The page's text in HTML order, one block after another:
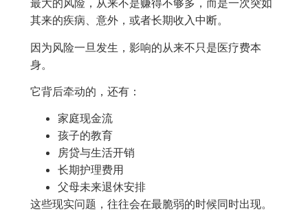
最大的风险，从来不是赚得不够多，而是一次突如
其来的疾病、意外，或者长期收入中断。
因为风险一旦发生，影响的从来不只是医疗费本
身。
它背后牵动的，还有：
家庭现金流
孩子的教育
房贷与生活开销
长期护理费用
父母未来退休安排
这些现实问题，往往会在最脆弱的时候同时出现。